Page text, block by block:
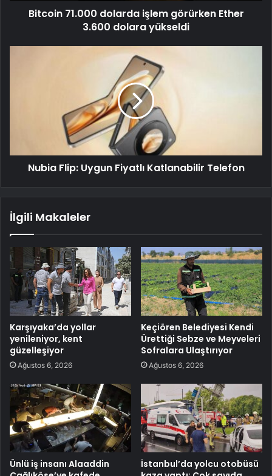
Bitcoin 71.000 dolarda işlem görürken Ether
3.600 dolara yükseldi
Nubia Flip: Uygun Fiyatlı Katlanabilir Telefon
İlgili Makaleler
Karşıyaka’da yollar
yenileniyor, kent
güzelleşiyor
Ağustos 6, 2026
Keçiören Belediyesi Kendi
Ürettiği Sebze ve Meyveleri
Sofralara Ulaştırıyor
Ağustos 6, 2026
Ünlü iş insanı Alaaddin
İstanbul’da yolcu otobüsü